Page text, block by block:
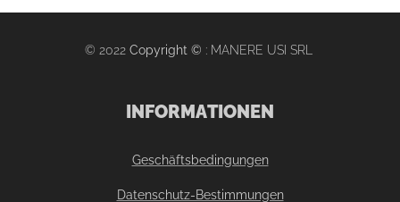
© 2022 Copyright © : MANERE USI SRL
INFORMATIONEN
Geschäftsbedingungen
Datenschutz-Bestimmungen